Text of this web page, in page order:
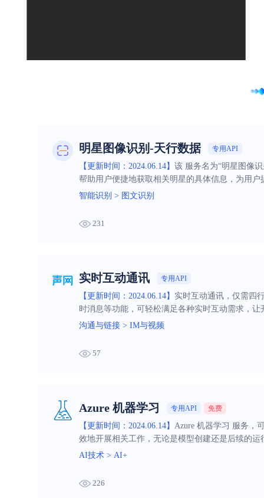
明星图像识别-天行数据 专用API
【更新时间：2024.06.14】 该 服务名为“明星图像
帮助用户便捷地获取相关明星的具体信息，为用
智能识别 > 图文识别
231
实时互动通讯 专用API
【更新时间：2024.06.14】 实时互动通讯，仅需四
时消息等功能，可轻松满足各种实时互动需求，让
沟通与链接 > IM与视频
57
Azure 机器学习 专用API 免费
【更新时间：2024.06.14】 Azure 机器学习 服务，
效地开展相关工作，无论是模型创建还是后续的运
AI技术 > AI+
226